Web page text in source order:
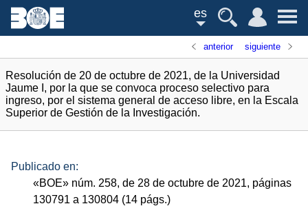
es
anterior siguiente
Resolución de 20 de octubre de 2021, de la Universidad
Jaume I, por la que se convoca proceso selectivo para
ingreso, por el sistema general de acceso libre, en la Escala
Superior de Gestión de la Investigación.
Publicado en:
«BOE» núm. 258, de 28 de octubre de 2021, páginas
130791 a 130804 (14 págs.)